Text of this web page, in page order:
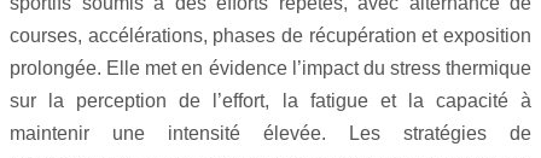
courses, accélérations, phases de récupération et exposition
prolongée. Elle met en évidence l’impact du stress thermique
sur la perception de l’effort, la fatigue et la capacité à
maintenir une intensité élevée. Les stratégies de